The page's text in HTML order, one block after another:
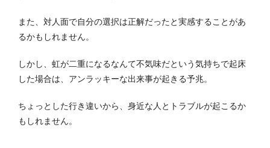
また、対人面で自分の選択は正解だったと実感することがあ
るかもしれません。
しかし、虹が二重になるなんて不気味だという気持ちで起床
した場合は、アンラッキーな出来事が起きる予兆。
ちょっとした行き違いから、身近な人とトラブルが起こるか
もしれません。